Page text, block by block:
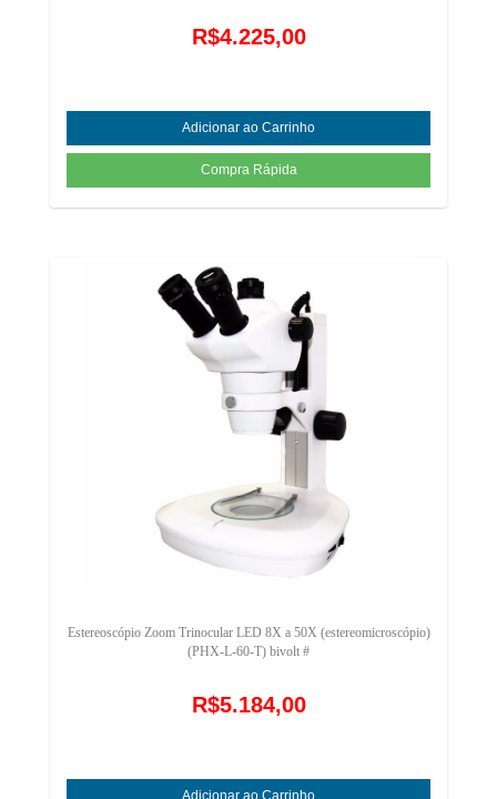
R$4.225,00
Estereoscópio Zoom Trinocular LED 8X a 50X (estereomicroscópio)
(PHX-L-60-T) bivolt #
R$5.184,00